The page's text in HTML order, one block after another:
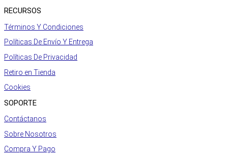
RECURSOS
Términos Y Condiciones
Políticas De Envío Y Entrega
Políticas De Privacidad
Retiro en Tienda
Cookies
SOPORTE
Contáctanos
Sobre Nosotros
Compra Y Pago